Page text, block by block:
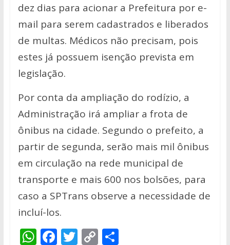
dez dias para acionar a Prefeitura por e-
mail para serem cadastrados e liberados
de multas. Médicos não precisam, pois
estes já possuem isenção prevista em
legislação.
Por conta da ampliação do rodízio, a
Administração irá ampliar a frota de
ônibus na cidade. Segundo o prefeito, a
partir de segunda, serão mais mil ônibus
em circulação na rede municipal de
transporte e mais 600 nos bolsões, para
caso a SPTrans observe a necessidade de
incluí-los.
W F T C S